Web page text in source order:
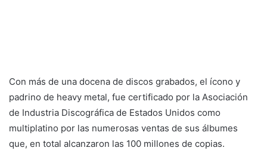
Con más de una docena de discos grabados, el ícono y
padrino de heavy metal, fue certificado por la Asociación
de Industria Discográfica de Estados Unidos como
multiplatino por las numerosas ventas de sus álbumes
que, en total alcanzaron las 100 millones de copias.